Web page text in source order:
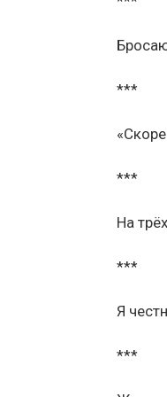
***
***
На
***
Я
***